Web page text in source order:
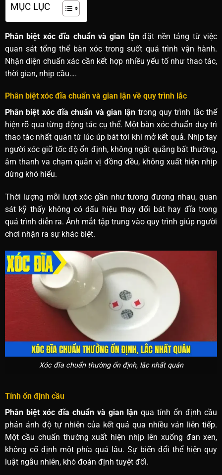
MỤC LỤC
Phân biệt xóc đĩa chuẩn và gian lậnđặt nền tảng từ việc
quan sát tổng thể bàn xóc trong suốt quá trình vận hành.
Nhận diện chuẩn xác cần kết hợp nhiều yếu tố như thao tác,
thời gian, nhịp cầu….
Phân biệt xóc đĩa chuẩn và gian lận về quy trình lắc
Phân biệt xóc đĩa chuẩn và gian lận trong quy trình lắc thể
hiện rõ qua từng động tác cụ thể. Một bàn xóc chuẩn duy trì
thao tác nhất quán từ lúc úp bát tới khi mở kết quả. Nhịp tay
người xóc giữ tốc độ ổn định, không ngắt quãng bất thường,
âm thanh va chạm quân vị đồng đều, không xuất hiện nhịp
dừng khó hiểu.
Thời lượng mỗi lượt xóc gần như tương đương nhau, quan
sát kỹ thấy không có dấu hiệu thay đổi bát hay đĩa trong
quá trình diễn ra. Ánh mắt tập trung vào quy trình giúp người
chơi nhận ra sự khác biệt.
Xóc đĩa chuẩn thường ổn định, lắc nhất quán
Tính ổn định cầu
Phân biệt xóc đĩa chuẩn và gian lận qua tính ổn định cầu
phản ánh độ tự nhiên của kết quả qua nhiều ván liên tiếp.
Một cầu chuẩn thường xuất hiện nhịp lên xuống đan xen,
không cố định một phía quá lâu. Sự biến đổi thể hiện quy
luật ngẫu nhiên, khó đoán định tuyệt đối.